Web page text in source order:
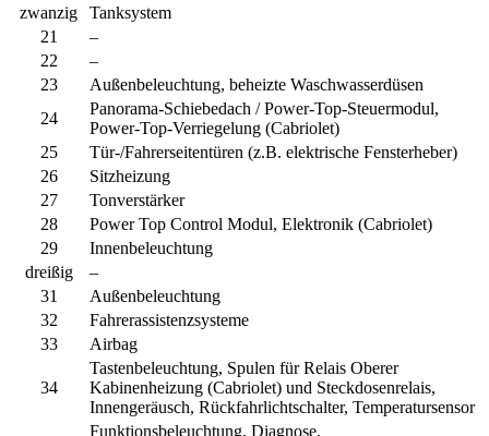
zwanzig
Tanksystem
21
–
22
–
23
Außenbeleuchtung, beheizte Waschwasserdüsen
24
Panorama-Schiebedach / Power-Top-Steuermodul,
Power-Top-Verriegelung (Cabriolet)
25
Tür-/Fahrerseitentüren (z.B. elektrische Fensterheber)
26
Sitzheizung
27
Tonverstärker
28
Power Top Control Modul, Elektronik (Cabriolet)
29
Innenbeleuchtung
dreißig
–
31
Außenbeleuchtung
32
Fahrerassistenzsysteme
33
Airbag
34
Tastenbeleuchtung, Spulen für Relais Oberer
Kabinenheizung (Cabriolet) und Steckdosenrelais,
Innengeräusch, Rückfahrlichtschalter, Temperatursensor
Funktionsbeleuchtung, Diagnose,